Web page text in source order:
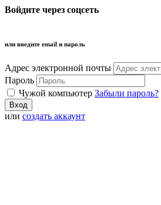
Войдите через соцсеть
или введите email и пароль
Адрес электронной почты
Пароль
Чужой компьютер Забыли пароль?
или создать аккаунт